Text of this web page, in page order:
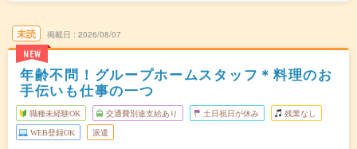
未読
NEW
掲載日 2026/08/07
年齢不問！グループホームスタッフ＊料理のお
手伝いも仕事の一つ
職種未経験OK 交通費別途支給あり 土日祝日が休み 残業なし
WEB登録OK 派遣